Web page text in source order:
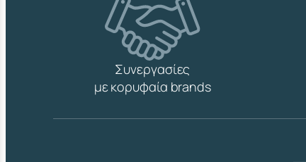
Συνεργασίες
με κορυφαία brands